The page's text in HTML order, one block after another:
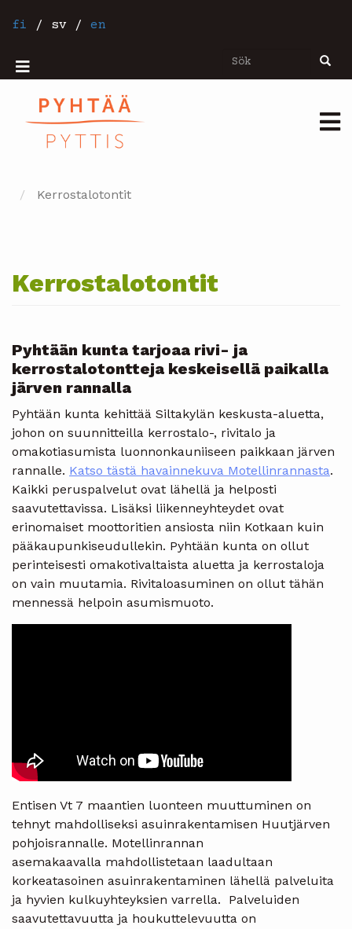
tillfi / sv / en
Sök Sök
Mobiilivalikko
Kerrostalotontit
Kerrostalotontit
Pyhtään kunta tarjoaa rivi- ja
kerrostalotontteja keskeisellä paikalla
järven rannalla
Pyhtään kunta kehittää Siltakylän keskusta-aluetta,
johon on suunnitteilla kerrostalo-, rivitalo ja
omakotiasumista luonnonkauniiseen paikkaan järven
rannalle. Katso tästä havainnekuva Motellinrannasta.
Kaikki peruspalvelut ovat lähellä ja helposti
saavutettavissa. Lisäksi liikenneyhteydet ovat
erinomaiset moottoritien ansiosta niin Kotkaan kuin
pääkaupunkiseudullekin. Pyhtään kunta on ollut
perinteisesti omakotivaltaista aluetta ja kerrostaloja
on vain muutamia. Rivitaloasuminen on ollut tähän
mennessä helpoin asumismuoto.
Entisen Vt 7 maantien luonteen muuttuminen on
tehnyt mahdolliseksi asuinrakentamisen Huutjärven
pohjoisrannalle. Motellinrannan
asemakaavalla mahdollistetaan laadultaan
korkeatasoinen asuinrakentaminen lähellä palveluita
ja hyvien kulkuyhteyksien varrella. Palveluiden
saavutettavuutta ja houkuttelevuutta on